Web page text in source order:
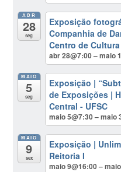
ABR
28
seg
Exposição
Companhia de
Centro de
abr 28@7:00 – maio
MAIO
5
seg
Exposição |
de Exposições |
Central - UFSC
maio 5@7:30 – maio
MAIO
9
sex
Exposição |
Reitoria I
maio 9@16:00 –